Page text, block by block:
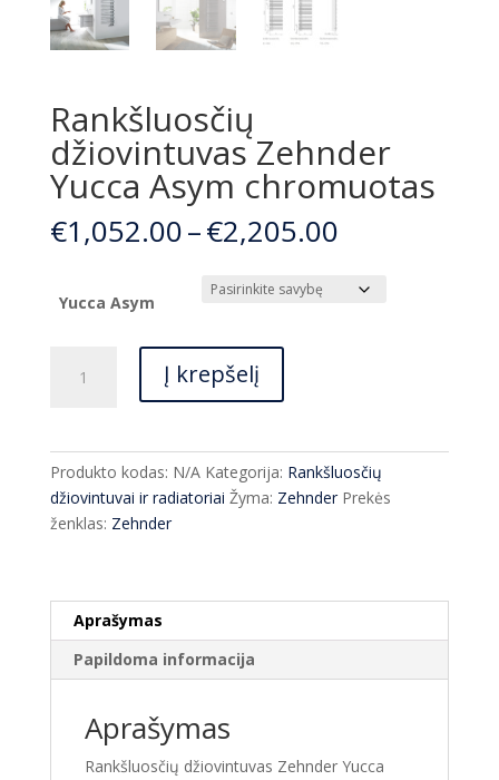
Rankšluosčių
džiovintuvas Zehnder
Yucca Asym chromuotas
€1,052.00–€2,205.00Price
€1,052.00
through
Yucca Asym
kiekis:
Zehnder
Yucca
Asym
Į krepšelį
Produkto kodas: N/A Kategorija: Rankšluosčių
džiovintuvai ir radiatoriai Žyma: Zehnder Prekės
ženklas: Zehnder
Aprašymas
Papildoma informacija
Aprašymas
Rankšluosčių džiovintuvas Zehnder Yucca